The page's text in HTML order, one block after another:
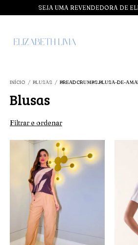
SEJA UMA REVENDEDORA DE
INÍCIO / BLUSAS / BREADCRUMBS.BLUSA-DE-
Blusas
Filtrar e ordenar